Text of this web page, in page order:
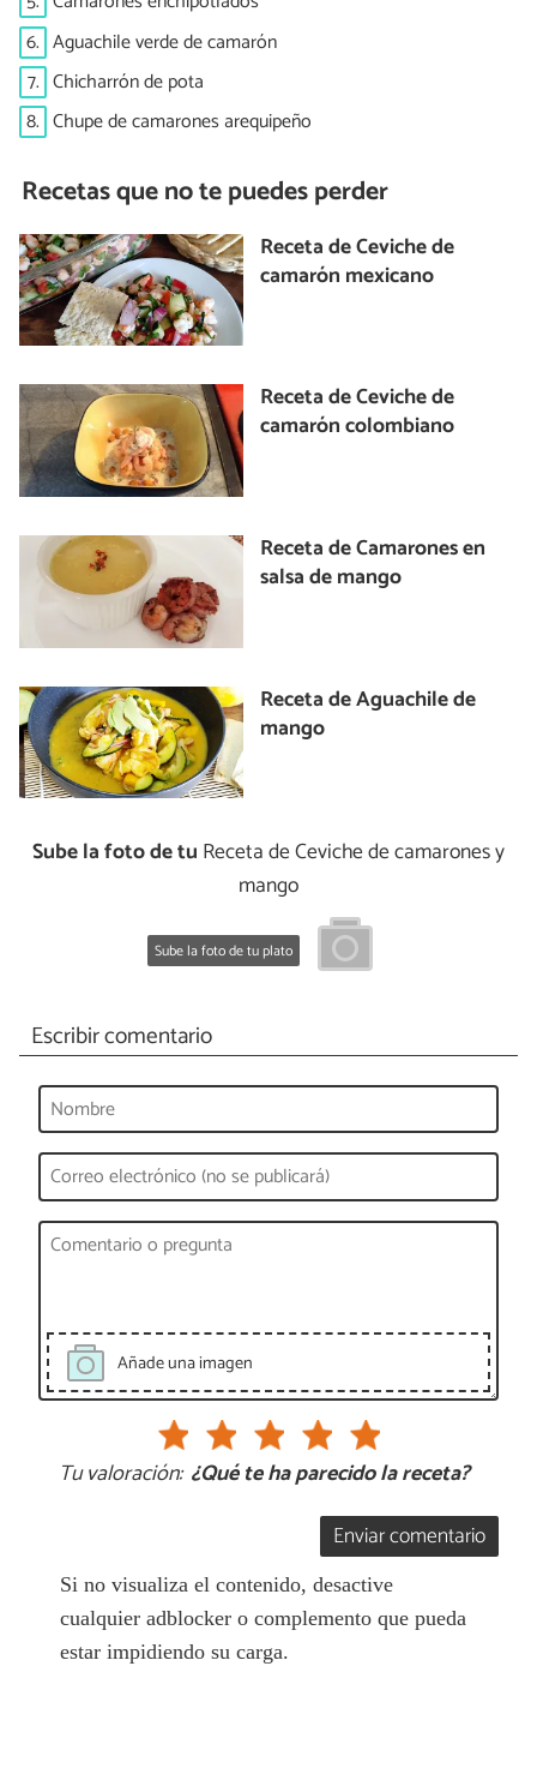
6. Aguachile verde de camarón
7. Chicharrón de pota
8. Chupe de camarones arequipeño
Recetas que no te puedes perder
Receta de Ceviche de
camarón mexicano
Receta de Ceviche de
camarón colombiano
Receta de Camarones en
salsa de mango
Receta de Aguachile de
mango
Sube la foto de tu Receta de Ceviche de camarones y
mango
Sube la foto de tu plato
Escribir comentario
Añade una imagen
Tu valoración: ¿Qué te ha parecido la receta?
Enviar comentario
Si no visualiza el contenido, desactive
cualquier adblocker o complemento que pueda
estar impidiendo su carga.